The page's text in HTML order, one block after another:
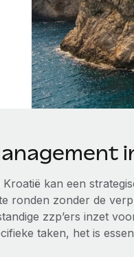
kan een
ronden zonder de
zzp’ers inzet
taken, het is